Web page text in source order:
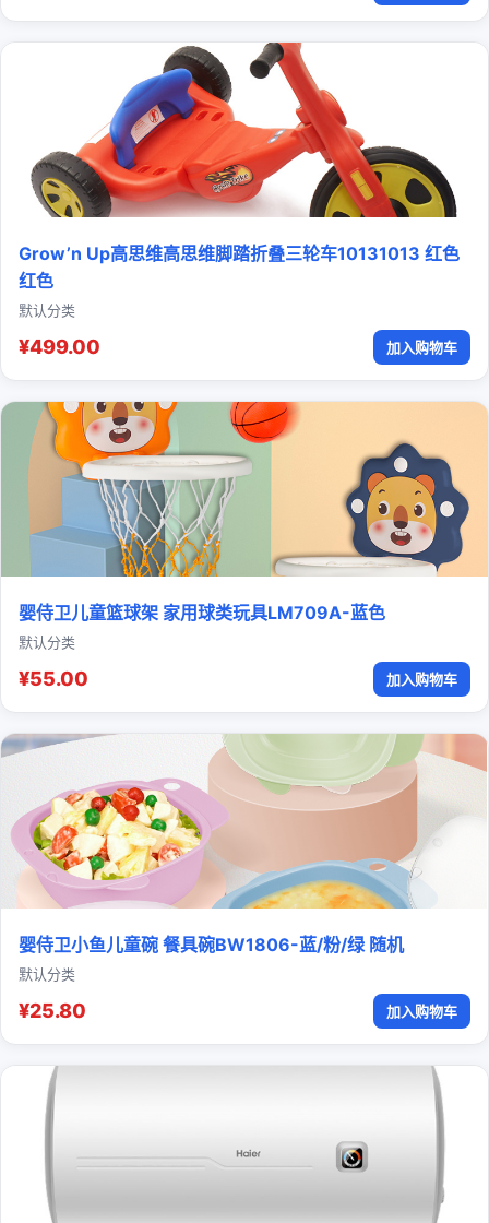
Grow’n Up高思维高思维脚踏折叠三轮车10131013 红色
红色
默认分类
¥499.00 加入购物车
婴侍卫儿童篮球架 家用球类玩具LM709A-蓝色
默认分类
¥55.00 加入购物车
婴侍卫小鱼儿童碗 餐具碗BW1806-蓝/粉/绿 随机
默认分类
¥25.80 加入购物车